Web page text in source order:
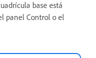
base está
panel Control o el